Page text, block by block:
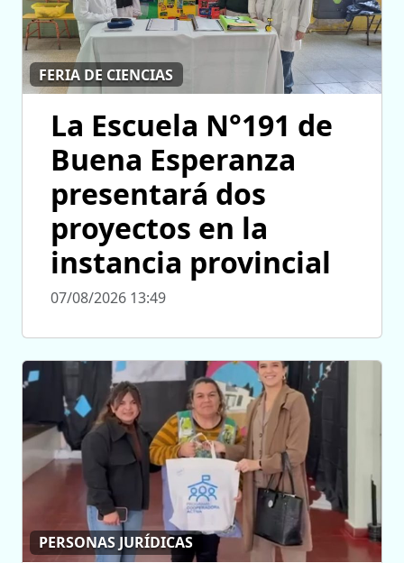
FERIA DE CIENCIAS
La Escuela N°191 de
Buena Esperanza
presentará dos
proyectos en la
instancia provincial
07/08/2026 13:49
PERSONAS JURÍDICAS